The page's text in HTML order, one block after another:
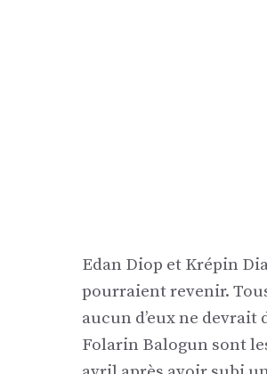
Edan Diop et Krépin
pourraient revenir.
aucun d’eux ne
Folarin Balogun sont